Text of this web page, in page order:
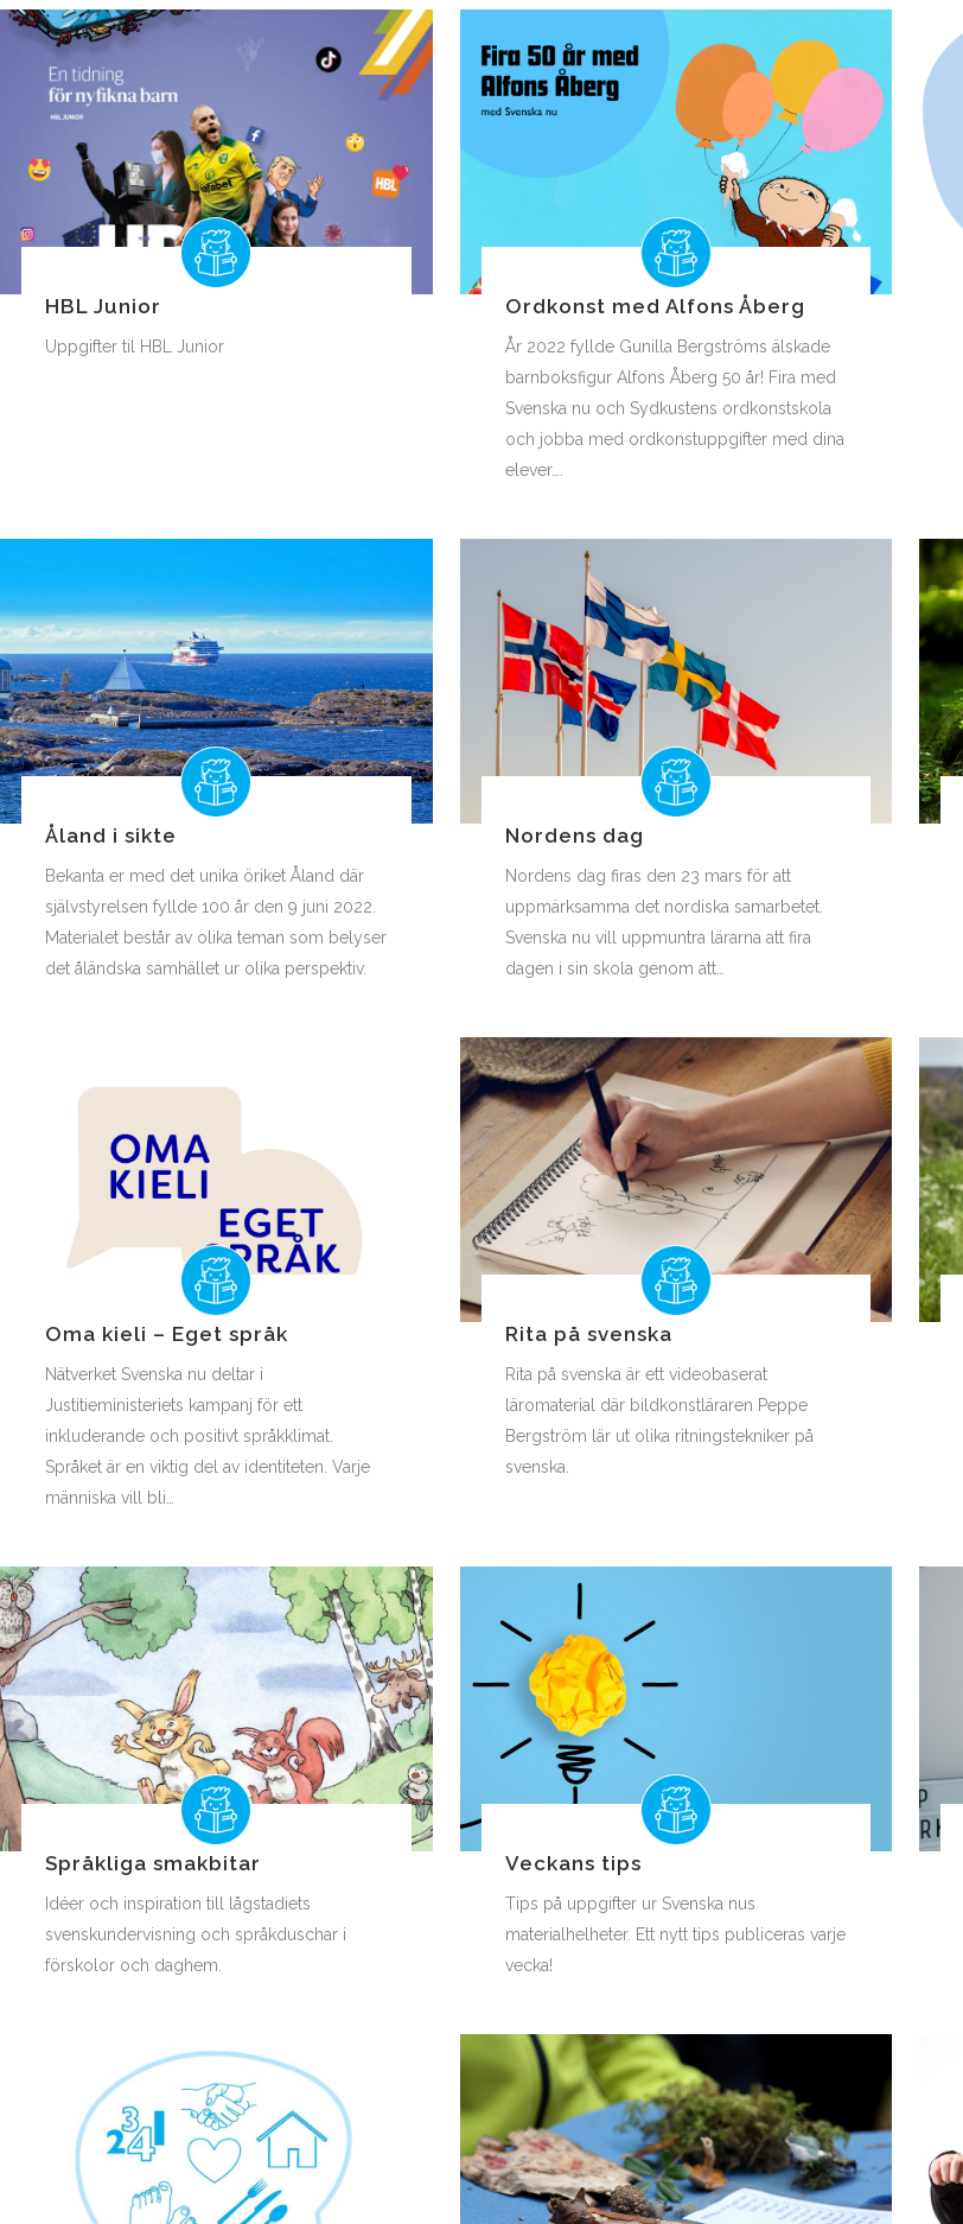
HBL Junior
Uppgifter til HBL Junior
Ordkonst med Alfons Åberg
År 2022 fyllde Gunilla Bergströms älskade
barnboksfigur Alfons Åberg 50 år! Fira med
Svenska nu och Sydkustens ordkonstskola
och jobba med ordkonstuppgifter med dina
elever….
Åland i sikte
Bekanta er med det unika öriket Åland där
självstyrelsen fyllde 100 år den 9 juni 2022.
Materialet består av olika teman som belyser
det åländska samhället ur olika perspektiv.
Nordens dag
Nordens dag firas den 23 mars för att
uppmärksamma det nordiska samarbetet.
Svenska nu vill uppmuntra lärarna att fira
dagen i sin skola genom att…
Oma kieli – Eget språk
Nätverket Svenska nu deltar i
Justitieministeriets kampanj för ett
inkluderande och positivt språkklimat.
Språket är en viktig del av identiteten. Varje
människa vill bli…
Rita på svenska
Rita på svenska är ett videobaserat
läromaterial där bildkonstläraren Peppe
Bergström lär ut olika ritningstekniker på
svenska.
Språkliga smakbitar
Idéer och inspiration till lågstadiets
svenskundervisning och språkduschar i
förskolor och daghem.
Veckans tips
Tips på uppgifter ur Svenska nus
materialhelheter. Ett nytt tips publiceras varje
vecka!